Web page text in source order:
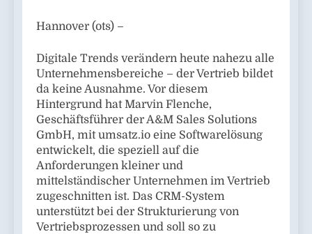
Hannover (ots) –
Digitale Trends verändern heute nahezu alle
Unternehmensbereiche – der Vertrieb bildet
da keine Ausnahme. Vor diesem
Hintergrund hat Marvin Flenche,
Geschäftsführer der A&M Sales Solutions
GmbH, mit umsatz.io eine Softwarelösung
entwickelt, die speziell auf die
Anforderungen kleiner und
mittelständischer Unternehmen im Vertrieb
zugeschnitten ist. Das CRM-System
unterstützt bei der Strukturierung von
Vertriebsprozessen und soll so zu